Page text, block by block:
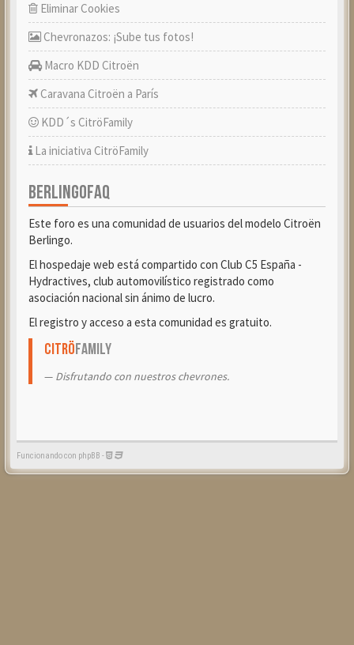
Eliminar Cookies
Chevronazos: ¡Sube tus fotos!
Macro KDD Citroën
Caravana Citroën a París
KDD´s CitröFamily
La iniciativa CitröFamily
BERLINGOFAQ
Este foro es una comunidad de usuarios del modelo Citroën
Berlingo.
El hospedaje web está compartido con Club C5 España -
Hydractives, club automovilístico registrado como
asociación nacional sin ánimo de lucro.
El registro y acceso a esta comunidad es gratuito.
CitröFamily
Disfrutando con nuestros chevrones.
Funcionando con phpBB -